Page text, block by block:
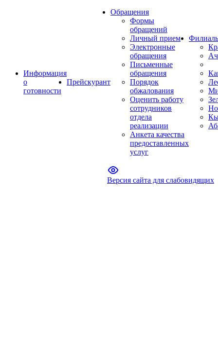
Информация
о
готовности
Прейскурант
Обращения
Формы
обращений
Личный прием
Электронные
обращения
Письменные
обращения
Порядок
обжалования
Оценить работу
сотрудников
отдела
реализации
Анкета качества
предоставленных
услуг
Версия сайта для слабовидящих